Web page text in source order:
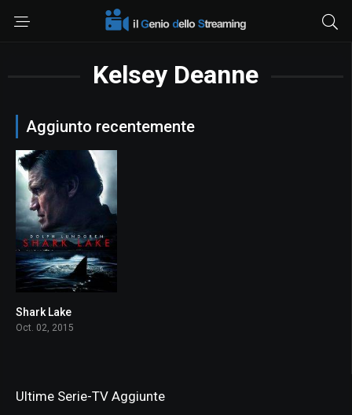
Kelsey Deanne
Aggiunto recentemente
Shark Lake
Oct. 02, 2015
Ultime Serie-TV Aggiunte